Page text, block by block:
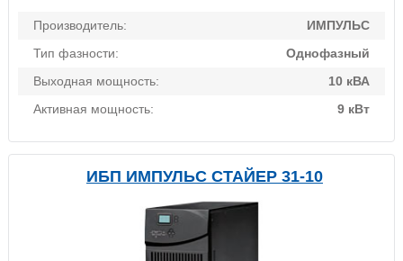
Производитель:
ИМПУЛЬС
Тип фазности:
Однофазный
Выходная мощность:
10 кВА
Активная мощность:
9 кВт
ИБП ИМПУЛЬС СТАЙЕР 31-10